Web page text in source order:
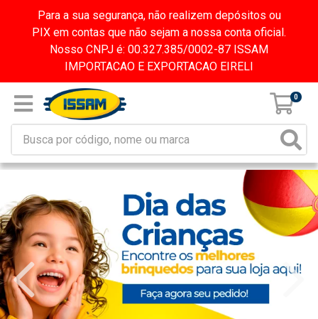
Para a sua segurança, não realizem depósitos ou
PIX em contas que não sejam a nossa conta oficial.
Nosso CNPJ é: 00.327.385/0002-87 ISSAM
IMPORTACAO E EXPORTACAO EIRELI
0